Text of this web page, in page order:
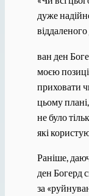
дуже
ван ден
моєю
приховати
цьому
не було
які
Раніше,
ден Богерд
за